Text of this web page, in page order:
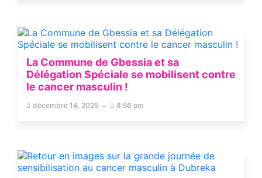
La Commune de Gbessia et sa
Délégation Spéciale se mobilisent contre
le cancer masculin !
décembre 14, 2025 8:56 pm